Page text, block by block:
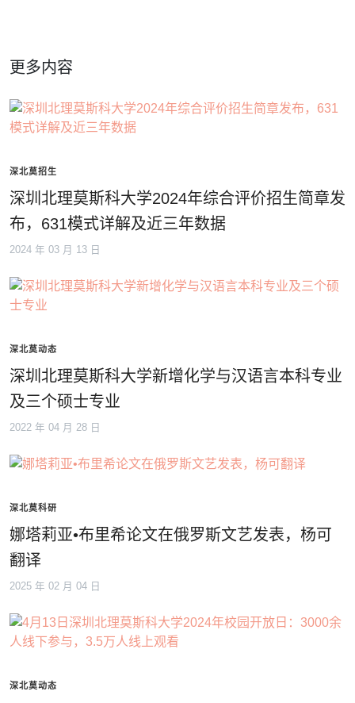
更多内容
深北莫招生
深圳北理莫斯科大学2024年综合评价招生简章发
布，631模式详解及近三年数据
2024 年 03 月 13 日
深北莫动态
深圳北理莫斯科大学新增化学与汉语言本科专业
及三个硕士专业
2022 年 04 月 28 日
深北莫科研
娜塔莉亚•布里希论文在俄罗斯文艺发表，杨可
翻译
2025 年 02 月 04 日
深北莫动态